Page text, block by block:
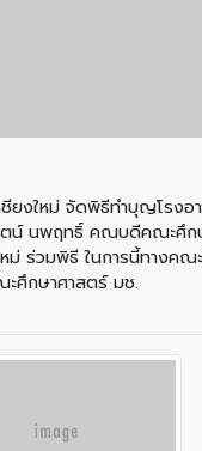
งใหม่ จัดพิธีทำบุญโรงอ
น์ นพฤทธิ์ คณบดีคณะศึ
หม่ ร่วมพิธี ในการนี้ทา
ศึกษาศาสตร์ มช.